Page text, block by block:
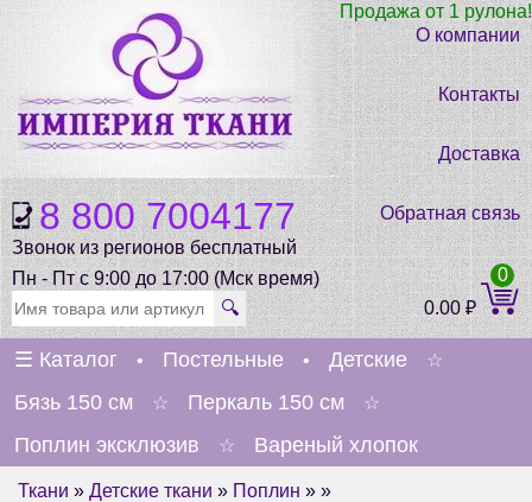
8 800 7004177
Звонок из регионов бесплатный
Пн - Пт с 9:00 до 17:00 (Мск время)
Продажа от 1 рулона!
О компании
Контакты
Доставка
Обратная связь
🔍 0.00₽
0
☰ Каталог • Постельные • Детские ☆
Бязь 150 см ☆ Перкаль 150 см ☆
Поплин эксклюзив ☆ Вареный хлопок
Ткани » Детские ткани » Поплин » »